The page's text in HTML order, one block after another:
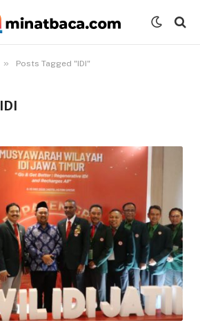
» Posts Tagged "IDI"
IDI